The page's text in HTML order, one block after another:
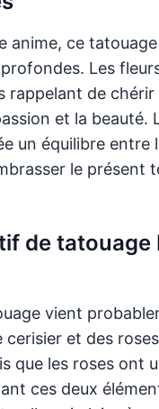
anime, ce
Les
rappelant de
et la
un équilibre
le
de
vient
et des
que les roses ont
ces deux